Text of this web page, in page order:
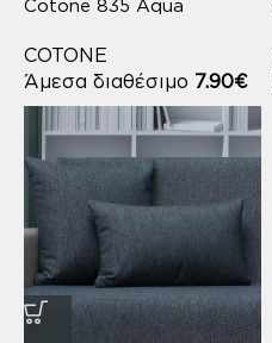
Cotone 835 Aqua
COTONE
Άμεσα διαθέσιμο 7.90€